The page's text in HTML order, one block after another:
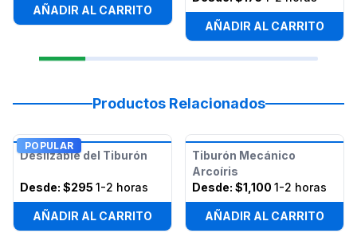
AÑADIR AL CARRITO
AÑADIR AL CARRITO
Productos Relacionados
POPULAR
Deslizable del Tiburón
Desde: $295 1-2 horas
AÑADIR AL CARRITO
Tiburón Mecánico
Arcoíris
Desde: $1,100 1-2 horas
AÑADIR AL CARRITO